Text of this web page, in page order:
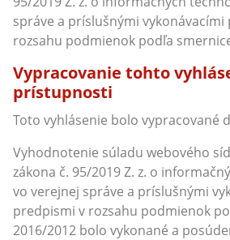
správe a príslušnými
rozsahu podmienok podľa
Vypracovanie tohto
prístupnosti
Toto vyhlásenie bolo vypracované
Vyhodnotenie súladu webového
zákona č. 95/2019 Z. z. o
vo verejnej správe a príslušnými
predpismi v rozsahu podmienok
2016/2012 bolo vykonané a